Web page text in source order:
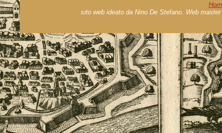
sito web ideato da Nino De Stefano. Web